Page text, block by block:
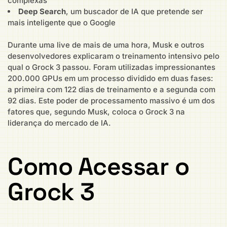
Deep Search, um buscador de IA que pretende ser
mais inteligente que o Google
Durante uma live de mais de uma hora, Musk e outros
desenvolvedores explicaram o treinamento intensivo pelo
qual o Grock 3 passou. Foram utilizadas impressionantes
200.000 GPUs em um processo dividido em duas fases:
a primeira com 122 dias de treinamento e a segunda com
92 dias. Este poder de processamento massivo é um dos
fatores que, segundo Musk, coloca o Grock 3 na
liderança do mercado de IA.
Como Acessar o
Grock 3